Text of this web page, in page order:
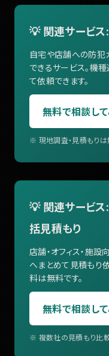
💡 関連サービ
自宅や店舗への防犯
できるサービス。機
て依頼できます。
無料で相談し
※ 現地調査・見積もりは
💡 関連サービ
括見積もり
店舗・オフィス・施
へまとめて見積もり
料は無料です。
無料で相談し
※ 複数社の見積もり比